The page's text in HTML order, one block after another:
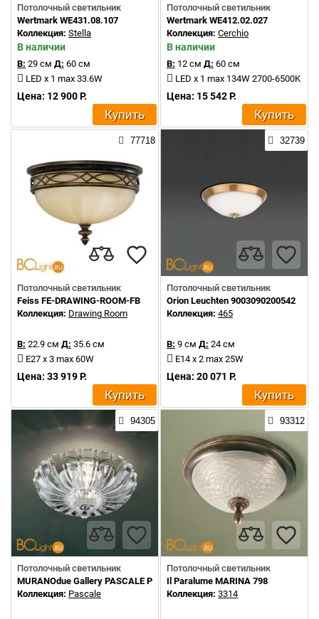
Потолочный светильник
Wertmark WE431.08.107
Коллекция: Stella
В наличии
В: 29 см Д: 60 см
LED x 1 max 33.6W
Цена: 12 900 Р.
Купить
Потолочный светильник
Wertmark WE412.02.027
Коллекция: Cerchio
В наличии
В: 12 см Д: 60 см
LED x 1 max 134W 2700-6500K
Цена: 15 542 Р.
Купить
77718
Потолочный светильник
Feiss FE-DRAWING-ROOM-FB
Коллекция: Drawing Room
В: 22.9 см Д: 35.6 см
E27 x 3 max 60W
Цена: 33 919 Р.
Купить
32739
Потолочный светильник
Orion Leuchten 9003090200542
Коллекция: 465
В: 9 см Д: 24 см
E14 x 2 max 25W
Цена: 20 071 Р.
Купить
94305
Потолочный светильник
MURANOdue Gallery PASCALE PL 30
Коллекция: Pascale
93312
Потолочный светильник
Il Paralume MARINA 798
Коллекция: 3314